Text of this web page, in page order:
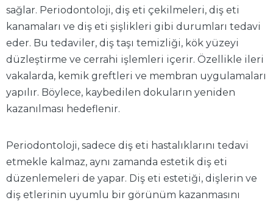
sağlar. Periodontoloji, diş eti çekilmeleri, diş eti
kanamaları ve diş eti şişlikleri gibi durumları tedavi
eder. Bu tedaviler, diş taşı temizliği, kök yüzeyi
düzleştirme ve cerrahi işlemleri içerir. Özellikle ileri
vakalarda, kemik greftleri ve membran uygulamaları
yapılır. Böylece, kaybedilen dokuların yeniden
kazanılması hedeflenir.
Periodontoloji, sadece diş eti hastalıklarını tedavi
etmekle kalmaz, aynı zamanda estetik diş eti
düzenlemeleri de yapar. Diş eti estetiği, dişlerin ve
diş etlerinin uyumlu bir görünüm kazanmasını